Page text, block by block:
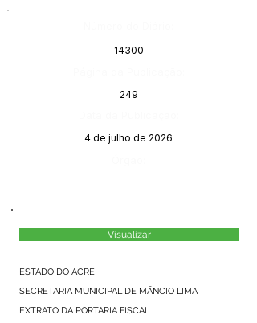
14300
249
4 de julho de 2026
Visualizar
ESTADO DO ACRE
SECRETARIA MUNICIPAL DE MÃNCIO LIMA
EXTRATO DA PORTARIA FISCAL